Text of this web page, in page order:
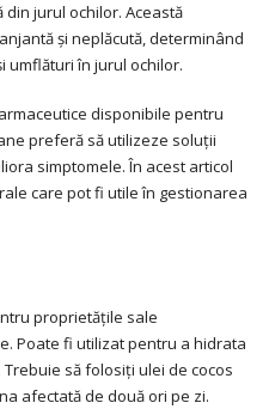
din jurul ochilor. Această
și neplăcută, determinând
umflături în jurul ochilor.
disponibile pentru
preferă să utilizeze soluții
simptomele. În acest articol
care pot fi utile în gestionarea
proprietățile sale
Poate fi utilizat pentru a hidrata
să folosiți ulei de cocos
afectată de două ori pe zi.